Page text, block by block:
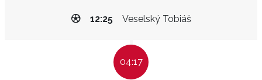
Veselský Tobiáš
12:25
04:17